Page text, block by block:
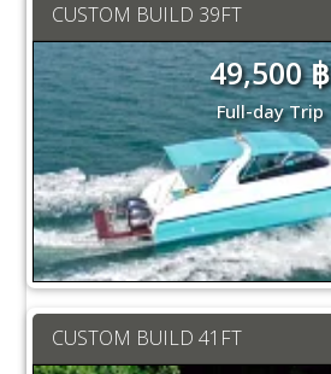
CUSTOM BUILD 39FT
49,500 ฿
Full-day Trip
CUSTOM BUILD 41FT